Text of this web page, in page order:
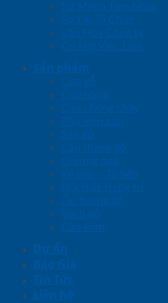
Sứ Mệnh Tầm Nhìn
Sơ Đồ Tổ Chức
Văn Hóa Công ty
Cơ Hội Việc Làm
Sản phẩm
Cửa gỗ
Cửa nhựa
Cửa chống cháy
Phụ kiện cửa
Sàn gỗ
Cầu thang gỗ
Giường ngủ
Kệ bếp – Tủ bếp
Nội thất trang trí
Ốp tường gỗ
Vách gỗ
Cửa kính
Dự Án
Báo Giá
Tin Tức
Liên hệ